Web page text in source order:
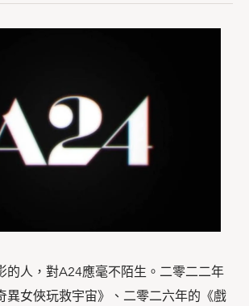
的人，對A24應毫不陌生。二零二二年
異女俠玩救宇宙》、二零二六年的《戲